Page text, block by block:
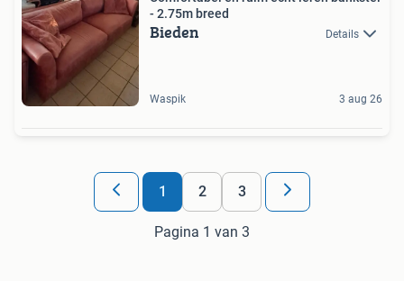
- 2.75m breed
Bieden Details
Waspik 3 aug 26
1 2 3
Pagina 1 van 3